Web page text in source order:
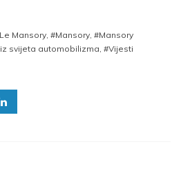
Mansory, #Mansory, #Mansory
svijeta automobilizma, #Vijesti